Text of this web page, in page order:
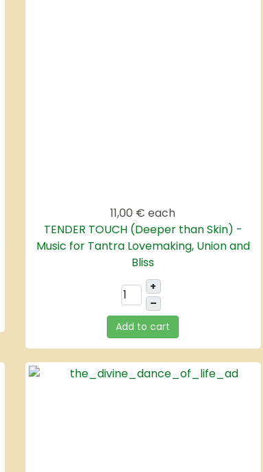
11,00 € each
TENDER TOUCH (Deeper than Skin) -
Music for Tantra Lovemaking, Union and
Bliss
+
–
Add to cart